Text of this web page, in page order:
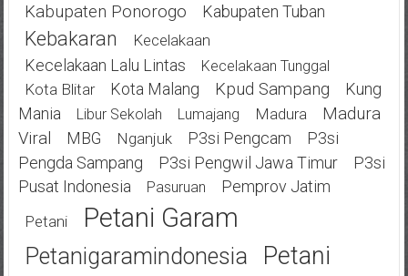
Kabupaten Ponorogo Kabupaten Tuban
Kebakaran Kecelakaan
Kecelakaan Lalu Lintas Kecelakaan Tunggal
Kota Blitar Kota Malang Kpud Sampang
Kung
Mania
Libur Sekolah Lumajang Madura
Madura
Viral
MBG Nganjuk P3si Pengcam
P3si
Pengda Sampang
P3si Pengwil Jawa Timur
P3si
Pusat Indonesia
Pasuruan Pemprov Jatim
Petani Petani Garam
Petanigaramindonesia
Petani